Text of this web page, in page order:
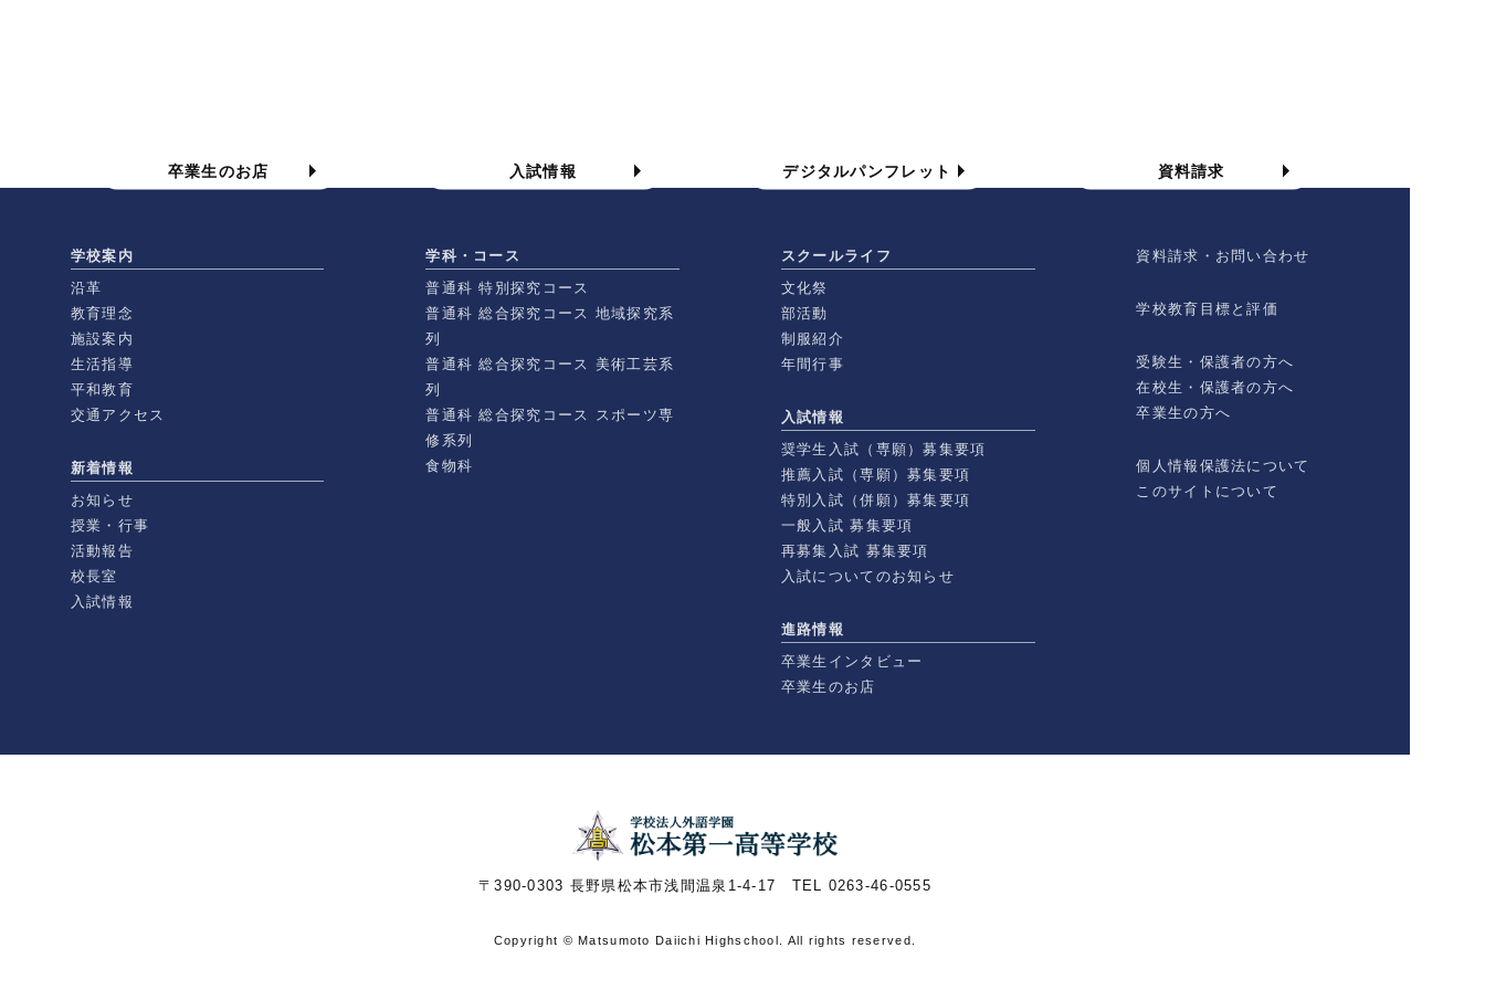
卒業生のお店 入試情報 デジタルパンフレット 資料請求
学校案内
沿革
教育理念
施設案内
生活指導
平和教育
交通アクセス
新着情報
お知らせ
授業・行事
活動報告
校長室
入試情報
学科・コース
普通科 特別探究コース
普通科 総合探究コース 地域探究系
列
普通科 総合探究コース 美術工芸系
列
普通科 総合探究コース スポーツ専
修系列
食物科
スクールライフ
文化祭
部活動
制服紹介
年間行事
入試情報
奨学生入試（専願）募集要項
推薦入試（専願）募集要項
特別入試（併願）募集要項
一般入試 募集要項
再募集入試 募集要項
入試についてのお知らせ
進路情報
卒業生インタビュー
卒業生のお店
資料請求・お問い合わせ
学校教育目標と評価
受験生・保護者の方へ
在校生・保護者の方へ
卒業生の方へ
個人情報保護法について
このサイトについて
〒390-0303 長野県松本市浅間温泉1-4-17 TEL 0263-46-0555
Copyright © Matsumoto Daiichi Highschool. All rights reserved.